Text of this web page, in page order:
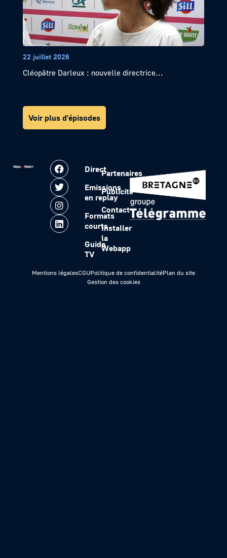
22 juillet 2026
Cléopâtre Darleux : nouvelle directrice...
Voir plus d'épisodes
Direct
Emissions
en replay
Formats
courts
Guide
TV
Partenaires
Publicité
Contact
Installer
la
Webapp
Mentions légalesCGUPolitique de confidentialitéPlan du site
Gestion des cookies